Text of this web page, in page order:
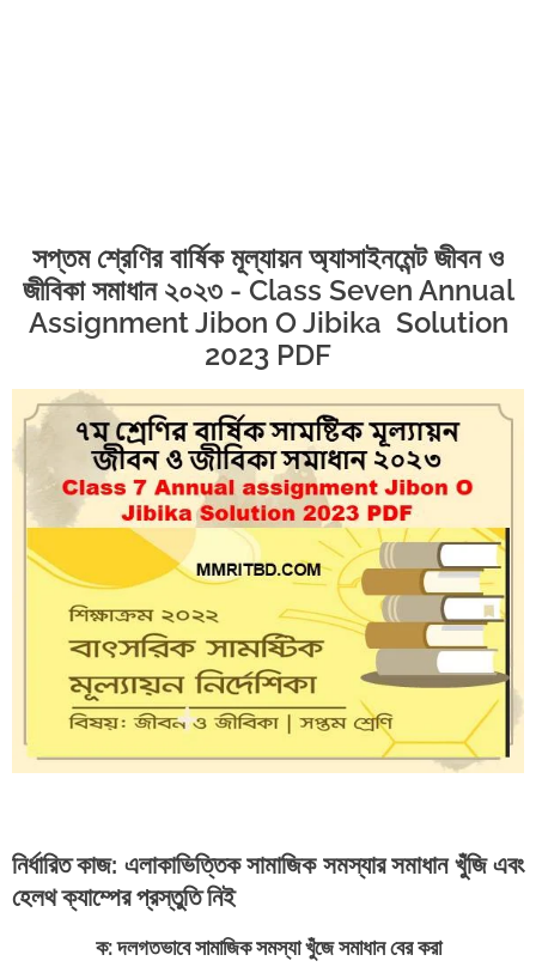
সপ্তম শ্রেণির বার্ষিক মূল্যায়ন অ্যাসাইনমেন্ট জীবন ও
জীবিকা সমাধান ২০২৩ - Class Seven Annual
Assignment Jibon O Jibika Solution
2023 PDF
নির্ধারিত কাজ: এলাকাভিত্তিক সামাজিক সমস্যার সমাধান খুঁজি এবং
হেলথ ক্যাম্পের প্রস্তুতি নিই
ক: দলগতভাবে সামাজিক সমস্যা খুঁজে সমাধান বের করা